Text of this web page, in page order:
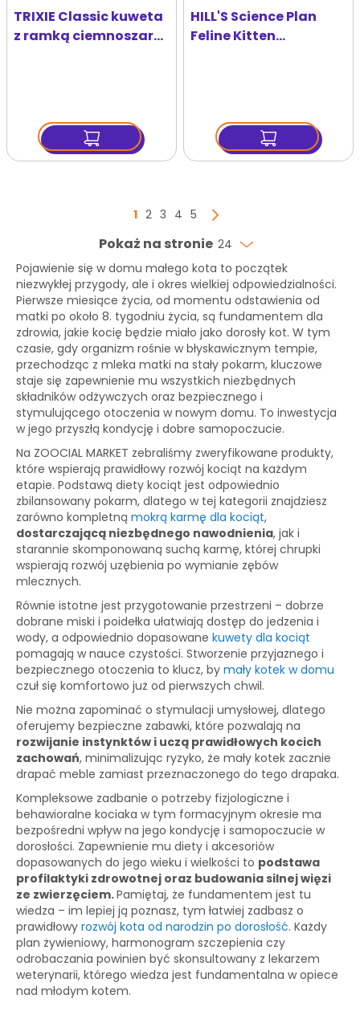
TRIXIE Classic kuweta
z ramką ciemnoszaro
HILL'S Science Plan
Feline Kitten
Strona
Aktualnie czytasz stronę
1 Strona
2 Strona
3 Strona
4 Strona
5
Pokaż na stronie 24
Pojawienie się w domu małego kota to początek
niezwykłej przygody, ale i okres wielkiej odpowiedzialności.
Pierwsze miesiące życia, od momentu odstawienia od
matki po około 8. tygodniu życia, są fundamentem dla
zdrowia, jakie kocię będzie miało jako dorosły kot. W tym
czasie, gdy organizm rośnie w błyskawicznym tempie,
przechodząc z mleka matki na stały pokarm, kluczowe
staje się zapewnienie mu wszystkich niezbędnych
składników odżywczych oraz bezpiecznego i
stymulującego otoczenia w nowym domu. To inwestycja
w jego przyszłą kondycję i dobre samopoczucie.
Na ZOOCIAL MARKET zebraliśmy zweryfikowane produkty,
które wspierają prawidłowy rozwój kociąt na każdym
etapie. Podstawą diety kociąt jest odpowiednio
zbilansowany pokarm, dlatego w tej kategorii znajdziesz
zarówno kompletną mokrą karmę dla kociąt,
dostarczającą niezbędnego nawodnienia, jak i
starannie skomponowaną suchą karmę, której chrupki
wspierają rozwój uzębienia po wymianie zębów
mlecznych.
Równie istotne jest przygotowanie przestrzeni – dobrze
dobrane miski i poidełka ułatwiają dostęp do jedzenia i
wody, a odpowiednio dopasowane kuwety dla kociąt
pomagają w nauce czystości. Stworzenie przyjaznego i
bezpiecznego otoczenia to klucz, by mały kotek w domu
czuł się komfortowo już od pierwszych chwil.
Nie można zapominać o stymulacji umysłowej, dlatego
oferujemy bezpieczne zabawki, które pozwalają na
rozwijanie instynktów i uczą prawidłowych kocich
zachowań, minimalizując ryzyko, że mały kotek zacznie
drapać meble zamiast przeznaczonego do tego drapaka.
Kompleksowe zadbanie o potrzeby fizjologiczne i
behawioralne kociaka w tym formacyjnym okresie ma
bezpośredni wpływ na jego kondycję i samopoczucie w
dorosłości. Zapewnienie mu diety i akcesoriów
dopasowanych do jego wieku i wielkości to podstawa
profilaktyki zdrowotnej oraz budowania silnej więzi
ze zwierzęciem.Pamiętaj, że fundamentem jest tu
wiedza – im lepiej ją poznasz, tym łatwiej zadbasz o
prawidłowy rozwój kota od narodzin po dorosłość. Każdy
plan żywieniowy, harmonogram szczepienia czy
odrobaczania powinien być skonsultowany z lekarzem
weterynarii, którego wiedza jest fundamentalna w opiece
nad młodym kotem.